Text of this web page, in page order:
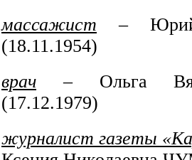
массажист – Юрий
(18.11.1954)
врач – Ольга
(17.12.1979)
журналист газеты